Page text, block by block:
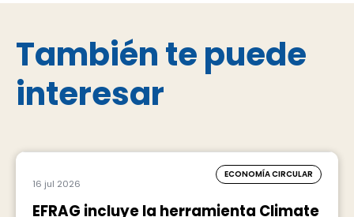
También te puede
interesar
16 jul 2026
ECONOMÍA CIRCULAR
EFRAG incluye la herramienta Climate